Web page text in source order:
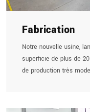
Fabrication
Notre nouvelle usine,
superficie de plus de
de production très